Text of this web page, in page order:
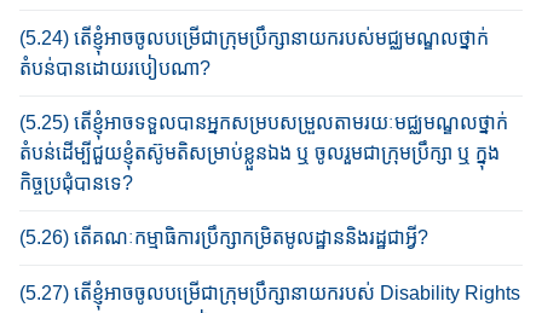
(5.24) តើ​ខ្ញុំ​អាច​ចូលបម្រើជា​ក្រុមប្រឹក្សានាយក​របស់​មជ្ឈមណ្ឌល​ថ្នាក់​
តំបន់បាន​ដោយ​របៀប​ណា?
(5.25) តើខ្ញុំ​អាច​ទទួល​បាន​អ្នក​សម្របសម្រួល​តាម​រយៈ​មជ្ឈមណ្ឌលថ្នាក់
តំបន់​ដើម្បី​ជួយ​ខ្ញុំ​តស៊ូមតិ​សម្រាប់​ខ្លួន​ឯង ឬ ចូល​រួម​ជាក្រុមប្រឹក្សា ឬ ក្នុង​
កិច្ច​ប្រជុំ​បាន​ទេ?​
(5.26) តើ​គណៈកម្មាធិការ​ប្រឹក្សា​កម្រិតមូលដ្ឋាននិង​រដ្ឋ​ជាអ្វី?
(5.27) តើ​ខ្ញុំ​អាច​ចូលបម្រើជា​ក្រុមប្រឹក្សានាយក​របស់​ Disability Rights